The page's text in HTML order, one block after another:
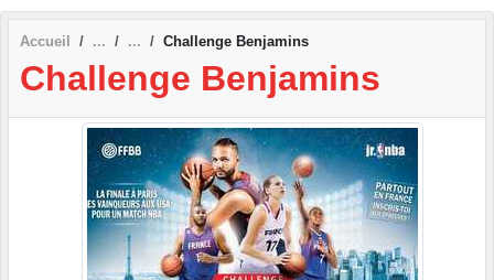
Accueil Challenge Benjamins
Challenge Benjamins